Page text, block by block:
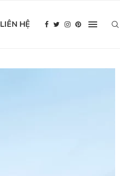
LIÊN HỆ